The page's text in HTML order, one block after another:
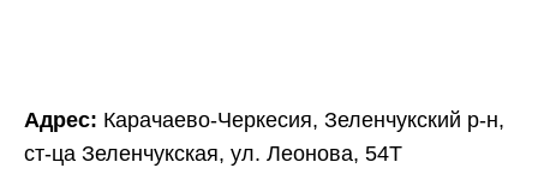
Адрес: Карачаево-Черкесия, Зеленчукский р-н,
ст-ца Зеленчукская, ул. Леонова, 54Т